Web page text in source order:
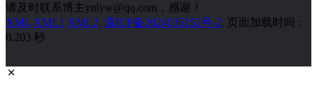
请及时联系博主ynlyw@qq.com，感谢！
XML XML1 XML2. 滇ICP备2024035152号-2. 页面加载时间：
0.203 秒